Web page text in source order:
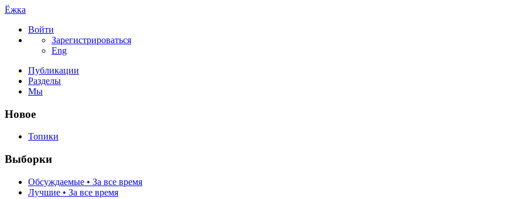
Ёжка
Войти
Зарегистрироваться
Eng
Публикации
Разделы
Мы
Новое
Топики
Выборки
Обсуждаемые • За все время
Лучшие • За все время